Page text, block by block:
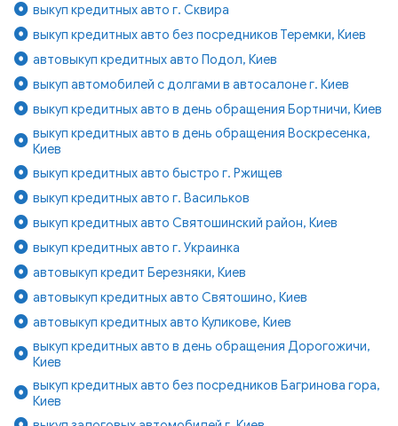
выкуп кредитных авто г. Сквира
выкуп кредитных авто без посредников Теремки, Киев
автовыкуп кредитных авто Подол, Киев
выкуп автомобилей с долгами в автосалоне г. Киев
выкуп кредитных авто в день обращения Бортничи, Киев
выкуп кредитных авто в день обращения Воскресенка,
Киев
выкуп кредитных авто быстро г. Ржищев
выкуп кредитных авто г. Васильков
выкуп кредитных авто Святошинский район, Киев
выкуп кредитных авто г. Украинка
автовыкуп кредит Березняки, Киев
автовыкуп кредитных авто Святошино, Киев
автовыкуп кредитных авто Куликове, Киев
выкуп кредитных авто в день обращения Дорогожичи,
Киев
выкуп кредитных авто без посредников Багринова гора,
Киев